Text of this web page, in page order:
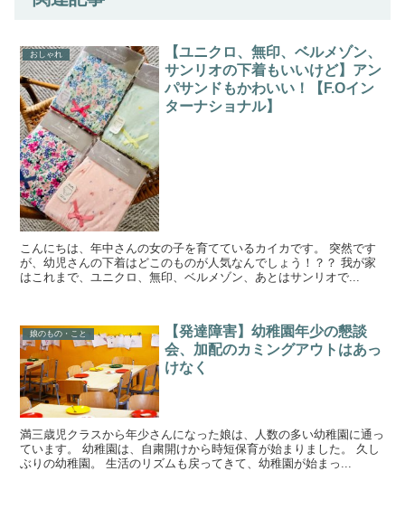
おしゃれ
【ユニクロ、無印、ベルメゾン、
サンリオの下着もいいけど】アン
パサンドもかわいい！【F.Oイン
ターナショナル】
こんにちは、年中さんの女の子を育てているカイカです。 突然です
が、幼児さんの下着はどこのものが人気なんでしょう！？？ 我が家
はこれまで、ユニクロ、無印、ベルメゾン、あとはサンリオで...
娘のもの・こと
【発達障害】幼稚園年少の懇談
会、加配のカミングアウトはあっ
けなく
満三歳児クラスから年少さんになった娘は、人数の多い幼稚園に通っ
ています。 幼稚園は、自粛開けから時短保育が始まりました。 久し
ぶりの幼稚園。 生活のリズムも戻ってきて、幼稚園が始まっ...